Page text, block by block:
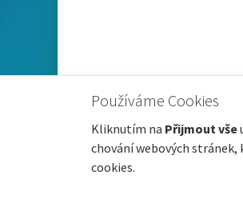
Používáme Cookies
Kliknutím na Přijmout vše
chování webových
cookies.